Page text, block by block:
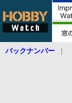
バックナンバー